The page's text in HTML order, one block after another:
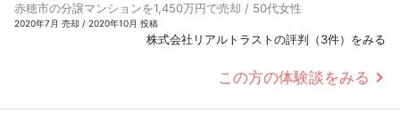
赤穂市の分譲マンションを1,450万円で売却 / 50代女性
2020年7月 売却 / 2020年10月 投稿
株式会社リアルトラストの評判（3件）をみる
この方の体験談をみる